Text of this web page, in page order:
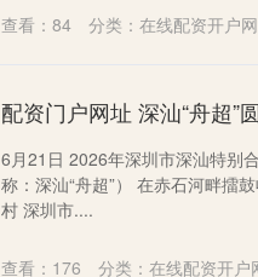
查看： 84 分类： 在线配资开户
配资门户网址 深汕“舟超”
6月21日 2026年深圳市深汕特别
称：深汕“舟超”） 在赤石河畔擂
村 深圳市....
查看： 176 分类： 在线配资开户